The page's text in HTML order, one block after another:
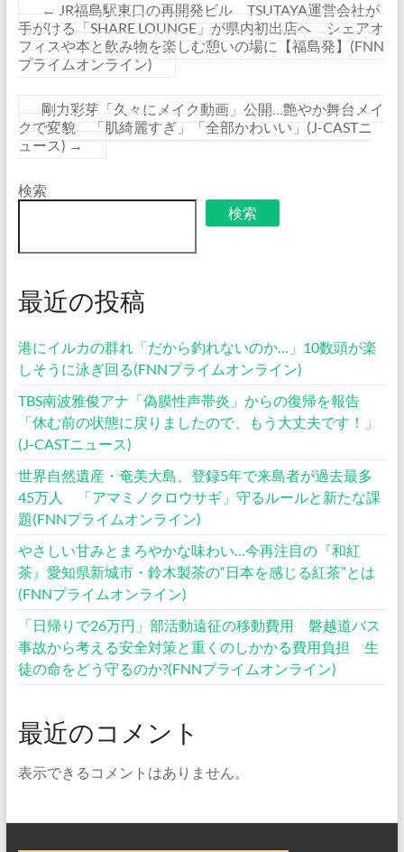
← JR福島駅東口の再開発ビル TSUTAYA運営会社が
手がける「SHARE LOUNGE」が県内初出店へ シェアオ
フィスや本と飲み物を楽しむ憩いの場に【福島発】(FNN
プライムオンライン)
剛力彩芽「久々にメイク動画」公開…艶やか舞台メイ
クで変貌 「肌綺麗すぎ」「全部かわいい」(J-CASTニ
ュース) →
検索
検索
最近の投稿
港にイルカの群れ「だから釣れないのか…」10数頭が楽
しそうに泳ぎ回る(FNNプライムオンライン)
TBS南波雅俊アナ「偽膜性声帯炎」からの復帰を報告
「休む前の状態に戻りましたので、もう大丈夫です！」
(J-CASTニュース)
世界自然遺産・奄美大島、登録5年で来島者が過去最多
45万人 「アマミノクロウサギ」守るルールと新たな課
題(FNNプライムオンライン)
やさしい甘みとまろやかな味わい…今再注目の『和紅
茶』愛知県新城市・鈴木製茶の“日本を感じる紅茶”とは
(FNNプライムオンライン)
「日帰りで26万円」部活動遠征の移動費用 磐越道バス
事故から考える安全対策と重くのしかかる費用負担 生
徒の命をどう守るのか?(FNNプライムオンライン)
最近のコメント
表示できるコメントはありません。